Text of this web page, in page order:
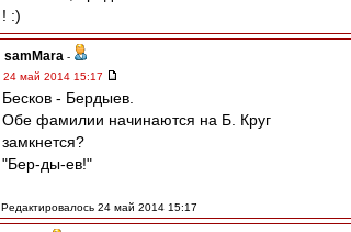
! :)
samMara -
24 май 2014 15:17
Бесков - Бердыев.
Обе фамилии начинаются на Б. Круг
замкнется?
"Бер-ды-ев!"
Редактировалось 24 май 2014 15:17